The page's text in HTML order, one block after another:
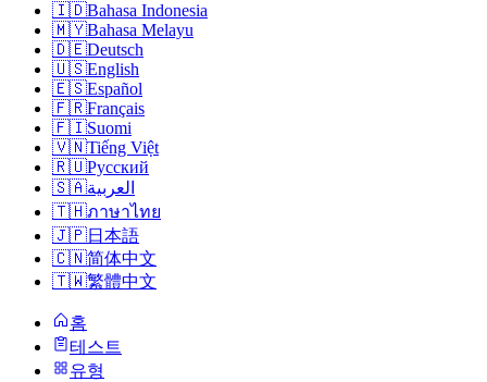
🇮🇩Bahasa Indonesia
🇲🇾Bahasa Melayu
🇩🇪Deutsch
🇺🇸English
🇪🇸Español
🇫🇷Français
🇫🇮Suomi
🇻🇳Tiếng Việt
🇷🇺Русский
🇸🇦العربية
🇹🇭ภาษาไทย
🇯🇵日本語
🇨🇳简体中文
🇹🇼繁體中文
홈
테스트
유형